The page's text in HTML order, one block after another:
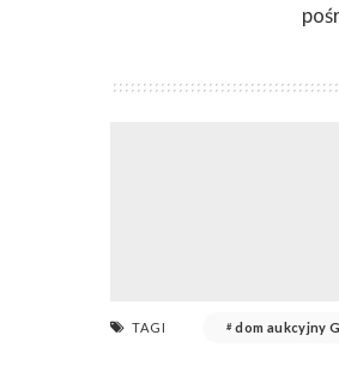
TAGI dom aukcyjny